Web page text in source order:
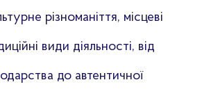
різноманіття, місцеві
види діяльності, від
до автентичної